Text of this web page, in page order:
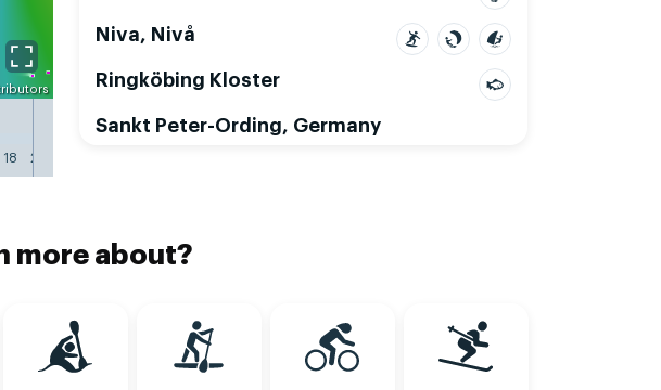
Tue, Aug 11 Wed, Aug 12
18 21
Niva, Nivå
Ringköbing Kloster
Sankt Peter-Ording, Germany
more about?